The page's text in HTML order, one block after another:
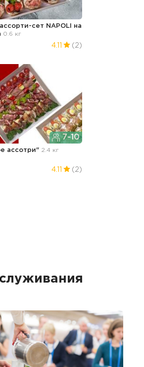
сет NAPOLI на
0.6 кг
4.11 (2)
7-10
ассотри" 2.4 кг
4.11 (2)